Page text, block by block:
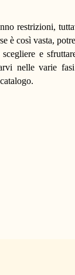
restrizioni,
è così vasta,
e
nelle varie